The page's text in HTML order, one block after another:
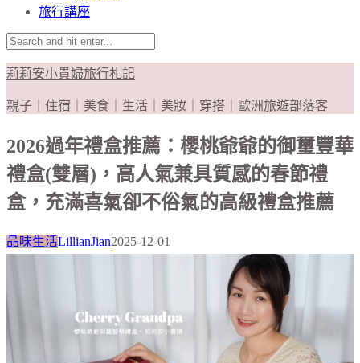
旅行講座
莉莉安小貴婦旅行札記
親子｜住宿｜美食｜生活｜美妝｜穿搭｜歐洲旅遊部落客
2026過年禮盒推薦：櫻桃爺爺的御璽豐華
禮盒(雙層)，高人氣兼具質感的春節禮
盒，充滿喜氣卻不俗氣的高級禮盒推薦
品味生活LillianJian2025-12-01